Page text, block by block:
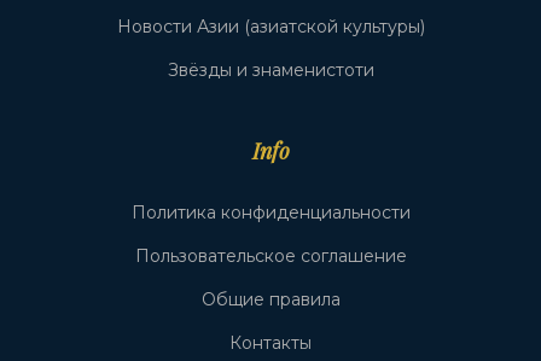
Новости Азии (азиатской культуры)
Звёзды и знаменистоти
Info
Политика конфиденциальности
Пользовательское соглашение
Общие правила
Контакты